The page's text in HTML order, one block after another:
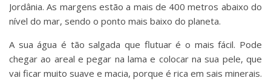
Jordânia. As margens estão a mais de 400 metros abaixo do
nível do mar, sendo o ponto mais baixo do planeta.
A sua água é tão salgada que flutuar é o mais fácil. Pode
chegar ao areal e pegar na lama e colocar na sua pele, que
vai ficar muito suave e macia, porque é rica em sais minerais.